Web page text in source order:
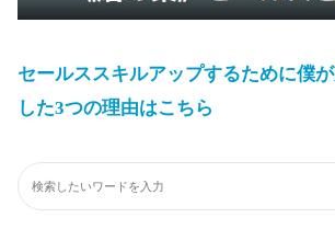
セールススキルアップするために僕
した3つの理由はこちら